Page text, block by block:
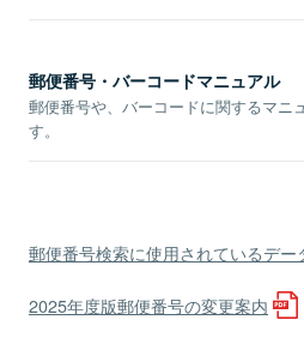
郵便番号・バーコードマニュアル
郵便番号や、バーコードに関するマニ
す。
郵便番号検索に使用されているデー
2025年度版郵便番号の変更案内